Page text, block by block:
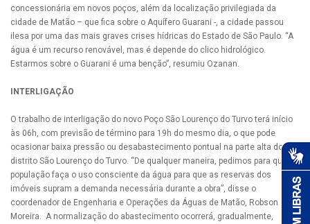
concessionária em novos poços, além da localização privilegiada da
cidade de Matão – que fica sobre o Aquífero Guarani -, a cidade passou
ilesa por uma das mais graves crises hídricas do Estado de São Paulo. “A
água é um recurso renovável, mas é depende do clico hidrológico.
Estarmos sobre o Guarani é uma benção”, resumiu Ozanan.
INTERLIGAÇÃO
O trabalho de interligação do novo Poço São Lourenço do Turvo terá início
às 06h, com previsão de término para 19h do mesmo dia, o que pode
ocasionar baixa pressão ou desabastecimento pontual na parte alta do
distrito São Lourenço do Turvo. “De qualquer maneira, pedimos para que a
população faça o uso consciente da água para que as reservas dos
imóveis supram a demanda necessária durante a obra”, disse o
coordenador de Engenharia e Operações da Águas de Matão, Robson
Moreira. A normalização do abastecimento ocorrerá, gradualmente,